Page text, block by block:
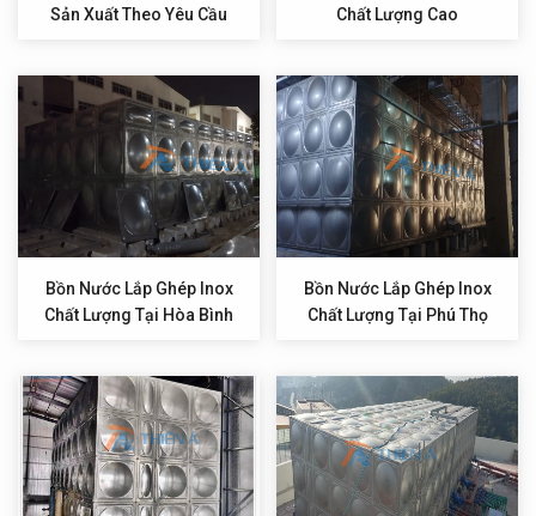
Sản Xuất Theo Yêu Cầu
Chất Lượng Cao
Bồn Nước Lắp Ghép Inox
Chất Lượng Tại Hòa Bình
Bồn Nước Lắp Ghép Inox
Chất Lượng Tại Phú Thọ